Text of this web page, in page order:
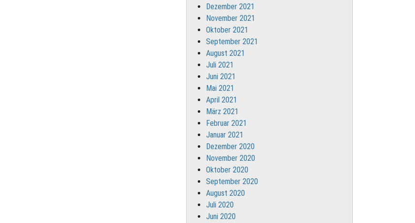
Dezember 2021
November 2021
Oktober 2021
September 2021
August 2021
Juli 2021
Juni 2021
Mai 2021
April 2021
März 2021
Februar 2021
Januar 2021
Dezember 2020
November 2020
Oktober 2020
September 2020
August 2020
Juli 2020
Juni 2020